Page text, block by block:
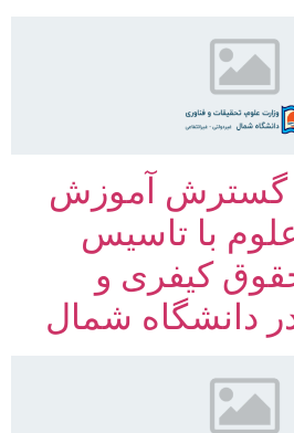
گسترش آموزش
با تاسیس
کیفری و
دانشگاه شمال